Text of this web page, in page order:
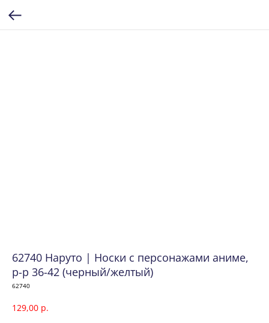
62740 Наруто | Носки с персонажами аниме,
р-р 36-42 (черный/желтый)
62740
129,00 р.